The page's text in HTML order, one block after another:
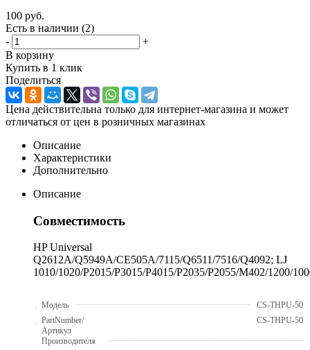
100 руб.
Есть в наличии (2)
-
+
В корзину
Купить в 1 клик
Поделиться
Цена действительна только для интернет-магазина и может
отличаться от цен в розничных магазинах
Описание
Характеристики
Дополнительно
Описание
Совместимость
HP Universal
Q2612A/Q5949A/CE505A/7115/Q6511/7516/Q4092; LJ
1010/1020/P2015/P3015/P4015/P2035/P2055/M402/1200/
Модель
CS-THPU-50
PartNumber/
Артикул
Производителя
CS-THPU-50